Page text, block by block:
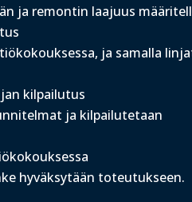
ja remontin laajuus
ja samalla
kilpailutus
ja kilpailutetaan
hyväksytään toteutukseen.